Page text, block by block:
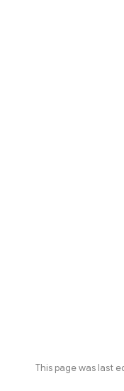
This page was last